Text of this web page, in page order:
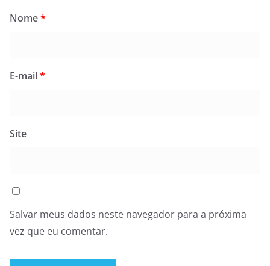
Nome*
E-mail*
Site
Salvar meus dados neste navegador para a próxima
vez que eu comentar.